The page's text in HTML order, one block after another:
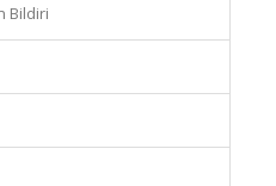
Bildiri